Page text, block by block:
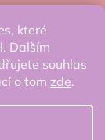
které
Dalším
souhlas
o tom zde.